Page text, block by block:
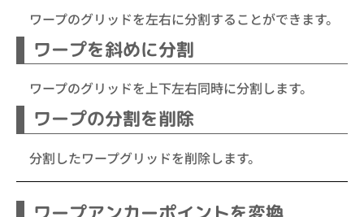
ワープのグリッドを左右に分割することができます。
ワープを斜めに分割
ワープのグリッドを上下左右同時に分割します。
ワープの分割を削除
分割したワープグリッドを削除します。